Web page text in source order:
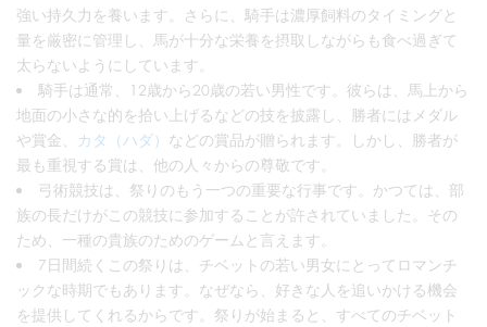
強い持久力を養います。さらに、騎手は濃厚飼料のタイミングと
量を厳密に管理し、馬が十分な栄養を摂取しながらも食べ過ぎて
太らないようにしています。
騎手は通常、12歳から20歳の若い男性です。彼らは、馬上から
地面の小さな的を拾い上げるなどの技を披露し、勝者にはメダル
や賞金、
カタ（ハダ） などの賞品が贈られます。しかし、勝者が
最も重視する賞は、他の人々からの尊敬です。
弓術競技は、祭りのもう一つの重要な行事です。かつては、部
族の長だけがこの競技に参加することが許されていました。その
ため、一種の貴族のためのゲームと言えます。
7日間続くこの祭りは、チベットの若い男女にとってロマンチ
ックな時期でもあります。なぜなら、好きな人を追いかける機会
を提供してくれるからです。祭りが始まると、すべてのチベット